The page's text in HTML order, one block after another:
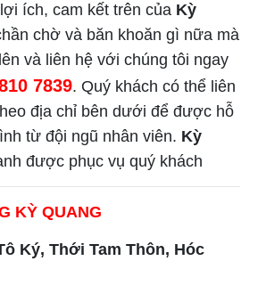
ích, cam kết trên của Kỳ
chờ và băn khoăn gì nữa mà
và liên hệ với chúng tôi ngay
7839. Quý khách có thể liên
địa chỉ bên dưới để được hỗ
từ đội ngũ nhân viên. Kỳ
được phục vụ quý khách
KỲ QUANG
Ký, Thới Tam Thôn, Hóc